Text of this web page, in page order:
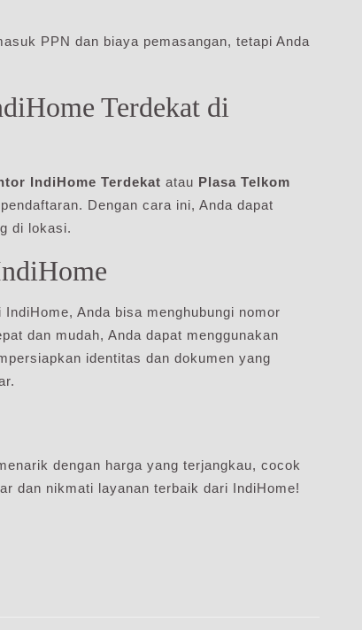
PPN dan biaya pemasangan, tetapi Anda
Terdekat di
IndiHome Terdekat atau Plasa Telkom
Dengan cara ini, Anda dapat
di lokasi.
Anda bisa menghubungi nomor
dan mudah, Anda dapat menggunakan
identitas dan dokumen yang
dengan harga yang terjangkau, cocok
dan nikmati layanan terbaik dari IndiHome!